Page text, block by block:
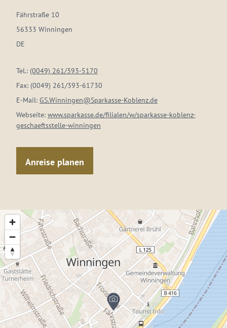
Fährstraße 10
56333 Winningen
DE
Tel.: (0049) 261/393-5170
Fax: (0049) 261/393-61730
E-Mail: GS.Winningen@Sparkasse-Koblenz.de
Webseite: www.sparkasse.de/filialen/w/sparkasse-koblenz-
geschaeftsstelle-winningen
Anreise planen